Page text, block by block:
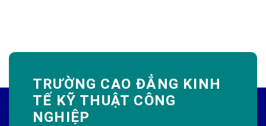
TRƯỜNG CAO ĐẲNG KINH
TẾ KỸ THUẬT CÔNG
NGHIỆP